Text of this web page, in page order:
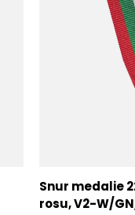
Snur medalie
rosu, V2-W/